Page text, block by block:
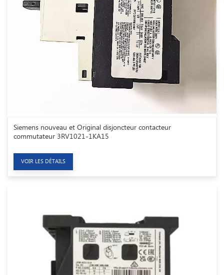
Siemens nouveau et Original disjoncteur contacteur
commutateur 3RV1021-1KA15
VOIR LES DÉTAILS